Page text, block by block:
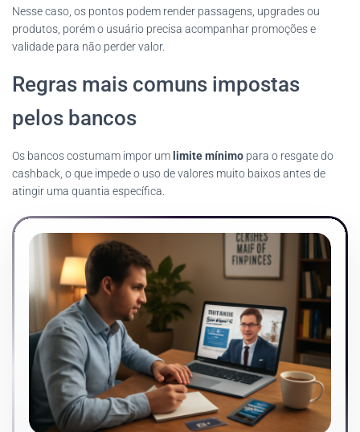
Nesse caso, os pontos podem render passagens, upgrades ou
produtos, porém o usuário precisa acompanhar promoções e
validade para não perder valor.
Regras mais comuns impostas
pelos bancos
Os bancos costumam impor um limite mínimo para o resgate do
cashback, o que impede o uso de valores muito baixos antes de
atingir uma quantia específica.